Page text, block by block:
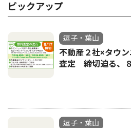
ピックアップ
逗子・葉山
不動産２社×タウ
査定 締切迫る、
逗子・葉山